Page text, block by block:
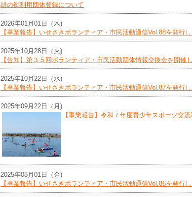
絣の郷利用団体登録について
2026年01月01日（木)
【事業報告】いせさきボランティア・市民活動通信Vol.88を発行
2025年10月28日（火)
【告知】第３５回ボランティア・市民活動団体情報交換会を開催
2025年10月22日（水)
【事業報告】いせさきボランティア・市民活動通信Vol.87を発行
2025年09月22日（月)
【事業報告】令和７年度青少年スポーツ交
2025年08月01日（金)
【事業報告】いせさきボランティア・市民活動通信Vol.86を発行